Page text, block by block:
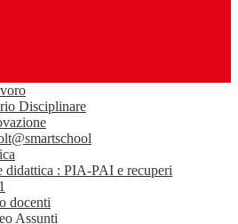
Disciplinare
didattica : PIA-PAI e recuperi
docenti
Assunti